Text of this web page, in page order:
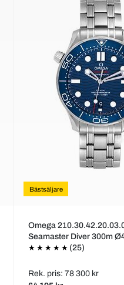
Bästsäljare
Omega
Seamaster Diver 300m
(25)
Rek. pris: 78 300 kr